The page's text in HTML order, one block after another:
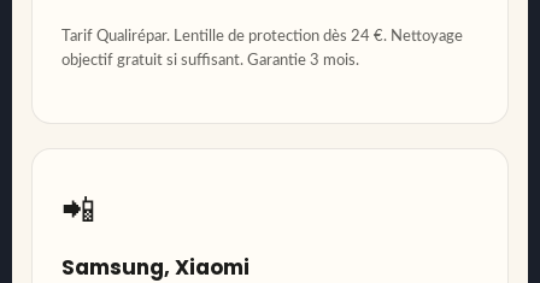
Tarif Qualirépar. Lentille de protection dès 24 €. Nettoyage
objectif gratuit si suffisant. Garantie 3 mois.
📲
Samsung, Xiaomi